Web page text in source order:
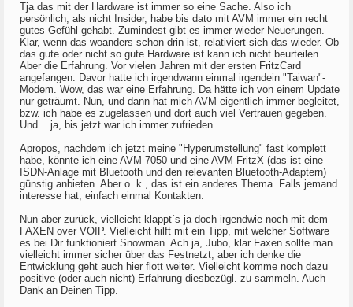
Tja das mit der Hardware ist immer so eine Sache. Also ich
persönlich, als nicht Insider, habe bis dato mit AVM immer ein recht
gutes Gefühl gehabt. Zumindest gibt es immer wieder Neuerungen.
Klar, wenn das woanders schon drin ist, relativiert sich das wieder. Ob
das gute oder nicht so gute Hardware ist kann ich nicht beurteilen.
Aber die Erfahrung. Vor vielen Jahren mit der ersten FritzCard
angefangen. Davor hatte ich irgendwann einmal irgendein "Taiwan"-
Modem. Wow, das war eine Erfahrung. Da hätte ich von einem Update
nur geträumt. Nun, und dann hat mich AVM eigentlich immer begleitet,
bzw. ich habe es zugelassen und dort auch viel Vertrauen gegeben.
Und... ja, bis jetzt war ich immer zufrieden.
Apropos, nachdem ich jetzt meine "Hyperumstellung" fast komplett
habe, könnte ich eine AVM 7050 und eine AVM FritzX (das ist eine
ISDN-Anlage mit Bluetooth und den relevanten Bluetooth-Adaptern)
günstig anbieten. Aber o. k., das ist ein anderes Thema. Falls jemand
interesse hat, einfach einmal Kontakten.
Nun aber zurück, vielleicht klappt´s ja doch irgendwie noch mit dem
FAXEN over VOIP. Vielleicht hilft mit ein Tipp, mit welcher Software
es bei Dir funktioniert Snowman. Ach ja, Jubo, klar Faxen sollte man
vielleicht immer sicher über das Festnetzt, aber ich denke die
Entwicklung geht auch hier flott weiter. Vielleicht komme noch dazu
positive (oder auch nicht) Erfahrung diesbezügl. zu sammeln. Auch
Dank an Deinen Tipp.